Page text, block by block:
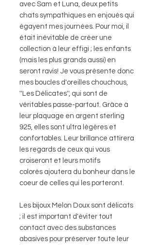
avec Sam et Luna, deux petits
chats sympathiques en enjoués qui
égayent mes journées. Pour moi, il
était inévitable de créer une
collection à leur effigi ; les enfants
(mais les plus grands aussi) en
seront ravis! Je vous présente donc
mes boucles d'oreilles chouchous,
''Les Délicates'', qui sont de
véritables passe-partout. Grâce à
leur plaquage en argent sterling
925, elles sont ultra légères et
confortables. Leur brillance attirera
les regards de ceux qui vous
croiseront et leurs motifs
colorés ajoutera du bonheur dans le
coeur de celles qui les porteront.
Les bijoux Melon Doux sont délicats
; il est important d'éviter tout
contact avec des substances
abasives pour préserver toute leur